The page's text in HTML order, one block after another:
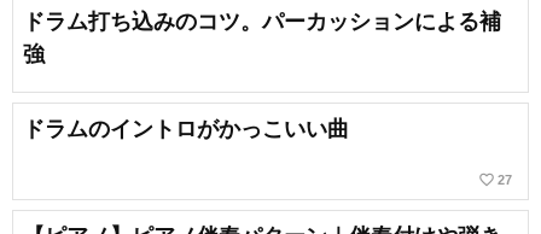
ドラム打ち込みのコツ。パーカッションによる補
強
ドラムのイントロがかっこいい曲
favorite_border 27